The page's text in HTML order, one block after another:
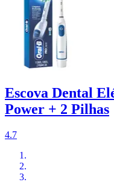
Escova Dental
Power + 2 Pilhas
4.7